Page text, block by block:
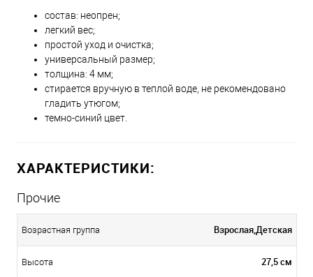
состав: неопрен;
легкий вес;
простой уход и очистка;
универсальный размер;
толщина: 4 мм;
стирается вручную в теплой воде, не рекомендовано
гладить утюгом;
темно-синий цвет.
ХАРАКТЕРИСТИКИ:
Прочие
Возрастная группа Взрослая,Детская
Высота 27,5 см